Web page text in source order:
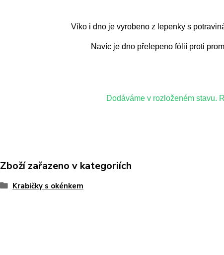
Víko i dno je vyrobeno z lepenky s
Navíc je dno přelepeno fólií proti
Dodáváme v rozloženém stavu.
Zboží zařazeno v kategoriích
Krabičky s okénkem